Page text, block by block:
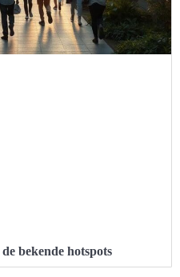
bekende hotspots